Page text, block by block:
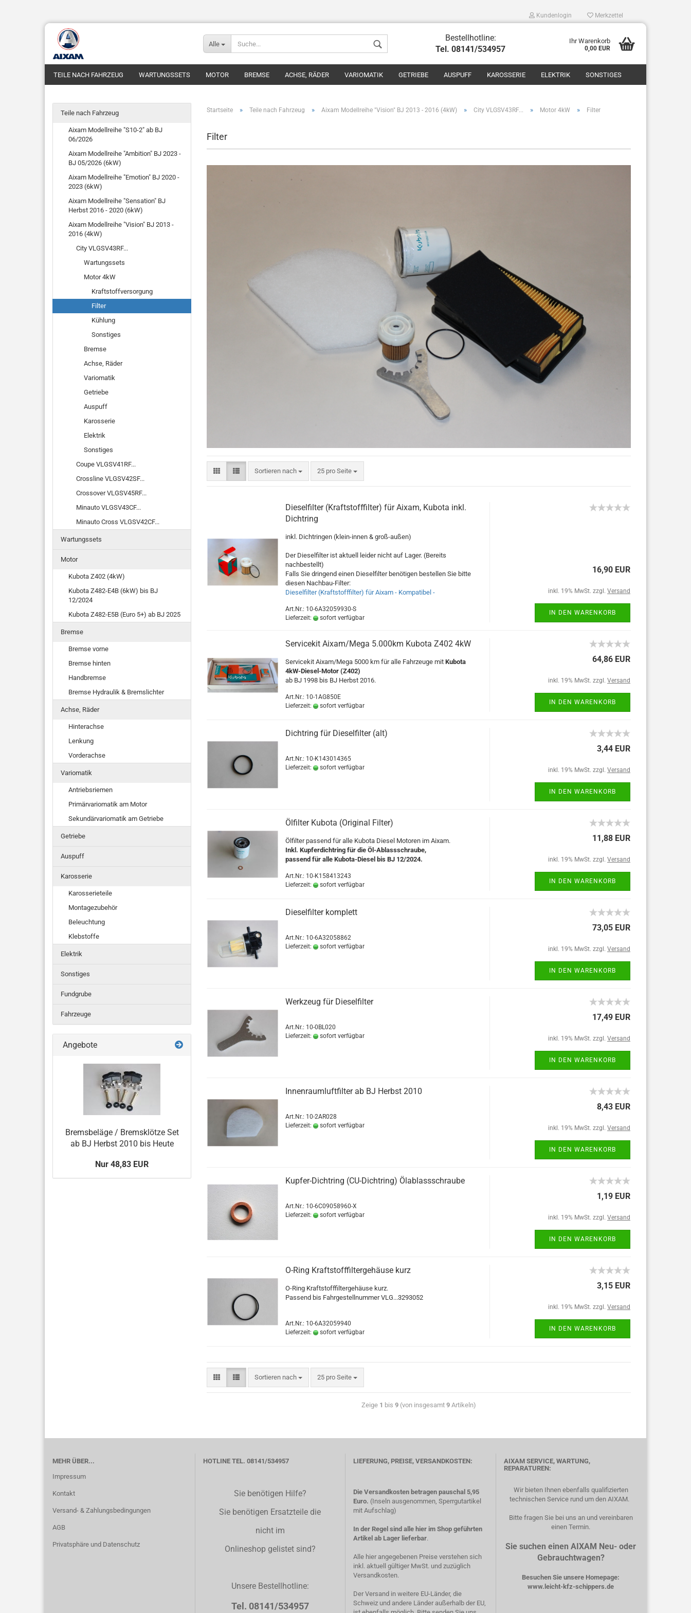
Kundenlogin Merkzettel
Alle
Bestellhotline:
Tel. 08141/534957
Ihr Warenkorb
0,00 EUR
TEILE NACH FAHRZEUG WARTUNGSSETS MOTOR BREMSE ACHSE, RÄDER VARIOMATIK GETRIEBE AUSPUFF KAROSSERIE ELEKTRIK SONSTIGES
Startseite » Teile nach Fahrzeug » Aixam Modellreihe "Vision" BJ 2013 - 2016 (4kW) » City VLGSV43RF... » Motor 4kW » Filter
Filter
Sortieren nach 25 pro Seite
Dieselfilter (Kraftstofffilter) für Aixam, Kubota inkl.
Dichtring
inkl. Dichtringen (klein-innen & groß-außen)
Der Dieselfilter ist aktuell leider nicht auf Lager. (Bereits
nachbestellt)
Falls Sie dringend einen Dieselfilter benötigen bestellen Sie bitte
diesen Nachbau-Filter:
Dieselfilter (Kraftstofffilter) für Aixam - Kompatibel -
Art.Nr.: 10-6A32059930-S
Lieferzeit:
sofort verfügbar
16,90 EUR
inkl. 19% MwSt. zzgl. Versand
IN DEN WARENKORB
Servicekit Aixam/Mega 5.000km Kubota Z402 4kW
Servicekit Aixam/Mega 5000 km für alle Fahrzeuge mit Kubota
4kW-Diesel-Motor (Z402)
ab BJ 1998 bis BJ Herbst 2016.
Art.Nr.: 10-1AG850E
Lieferzeit:
sofort verfügbar
64,86 EUR
inkl. 19% MwSt. zzgl. Versand
IN DEN WARENKORB
Dichtring für Dieselfilter (alt)
Art.Nr.: 10-K143014365
Lieferzeit:
sofort verfügbar
3,44 EUR
inkl. 19% MwSt. zzgl. Versand
IN DEN WARENKORB
Ölfilter Kubota (Original Filter)
Ölfilter passend für alle Kubota Diesel Motoren im Aixam.
Inkl. Kupferdichtring für die Öl-Ablassschraube,
passend für alle Kubota-Diesel bis BJ 12/2024.
Art.Nr.: 10-K158413243
Lieferzeit:
sofort verfügbar
11,88 EUR
inkl. 19% MwSt. zzgl. Versand
IN DEN WARENKORB
Dieselfilter komplett
Art.Nr.: 10-6A32058862
Lieferzeit:
sofort verfügbar
73,05 EUR
inkl. 19% MwSt. zzgl. Versand
IN DEN WARENKORB
Werkzeug für Dieselfilter
Art.Nr.: 10-0BL020
Lieferzeit:
sofort verfügbar
17,49 EUR
inkl. 19% MwSt. zzgl. Versand
IN DEN WARENKORB
Innenraumluftfilter ab BJ Herbst 2010
Art.Nr.: 10-2AR028
Lieferzeit:
sofort verfügbar
8,43 EUR
inkl. 19% MwSt. zzgl. Versand
IN DEN WARENKORB
Kupfer-Dichtring (CU-Dichtring) Ölablassschraube
Art.Nr.: 10-6C09058960-X
Lieferzeit:
sofort verfügbar
1,19 EUR
inkl. 19% MwSt. zzgl. Versand
IN DEN WARENKORB
O-Ring Kraftstofffiltergehäuse kurz
O-Ring Kraftstofffiltergehäuse kurz.
Passend bis Fahrgestellnummer VLG...3293052
Art.Nr.: 10-6A32059940
Lieferzeit:
sofort verfügbar
3,15 EUR
inkl. 19% MwSt. zzgl. Versand
IN DEN WARENKORB
Sortieren nach 25 pro Seite
Zeige 1 bis 9 (von insgesamt 9 Artikeln)
Teile nach Fahrzeug
Aixam Modellreihe "S10-2" ab BJ
06/2026
Aixam Modellreihe "Ambition" BJ 2023 -
BJ 05/2026 (6kW)
Aixam Modellreihe "Emotion" BJ 2020 -
2023 (6kW)
Aixam Modellreihe "Sensation" BJ
Herbst 2016 - 2020 (6kW)
Aixam Modellreihe "Vision" BJ 2013 -
2016 (4kW)
City VLGSV43RF...
Wartungssets
Motor 4kW
Kraftstoffversorgung
Filter
Kühlung
Sonstiges
Bremse
Achse, Räder
Variomatik
Getriebe
Auspuff
Karosserie
Elektrik
Sonstiges
Coupe VLGSV41RF...
Crossline VLGSV42SF...
Crossover VLGSV45RF...
Minauto VLGSV43CF...
Minauto Cross VLGSV42CF...
Wartungssets
Motor
Kubota Z402 (4kW)
Kubota Z482-E4B (6kW) bis BJ
12/2024
Kubota Z482-E5B (Euro 5+) ab BJ 2025
Bremse
Bremse vorne
Bremse hinten
Handbremse
Bremse Hydraulik & Bremslichter
Achse, Räder
Hinterachse
Lenkung
Vorderachse
Variomatik
Antriebsriemen
Primärvariomatik am Motor
Sekundärvariomatik am Getriebe
Getriebe
Auspuff
Karosserie
Karosserieteile
Montagezubehör
Beleuchtung
Klebstoffe
Elektrik
Sonstiges
Fundgrube
Fahrzeuge
Angebote
Bremsbeläge / Bremsklötze Set
ab BJ Herbst 2010 bis Heute
Nur 48,83 EUR
MEHR ÜBER...
Impressum
Kontakt
Versand- & Zahlungsbedingungen
AGB
Privatsphäre und Datenschutz
HOTLINE TEL. 08141/534957
Sie benötigen Hilfe?
Sie benötigen Ersatzteile die
nicht im
Onlineshop gelistet sind?
Unsere Bestellhotline:
Tel. 08141/534957
LIEFERUNG, PREISE, VERSANDKOSTEN:
Die Versandkosten betragen pauschal 5,95
Euro. (Inseln ausgenommen, Sperrgutartikel
mit Aufschlag)
In der Regel sind alle hier im Shop geführten
Artikel ab Lager lieferbar.
Alle hier angegebenen Preise verstehen sich
inkl. aktuell gültiger MwSt. und zuzüglich
Versandkosten.
Der Versand in weitere EU-Länder, die
Schweiz und andere Länder außerhalb der EU,
AIXAM SERVICE, WARTUNG,
REPARATUREN:
Wir bieten Ihnen ebenfalls qualifizierten
technischen Service rund um den AIXAM.
Bitte fragen Sie bei uns an und vereinbaren
einen Termin.
Sie suchen einen AIXAM Neu- oder
Gebrauchtwagen?
Besuchen Sie unsere Homepage:
www.leicht-kfz-schippers.de